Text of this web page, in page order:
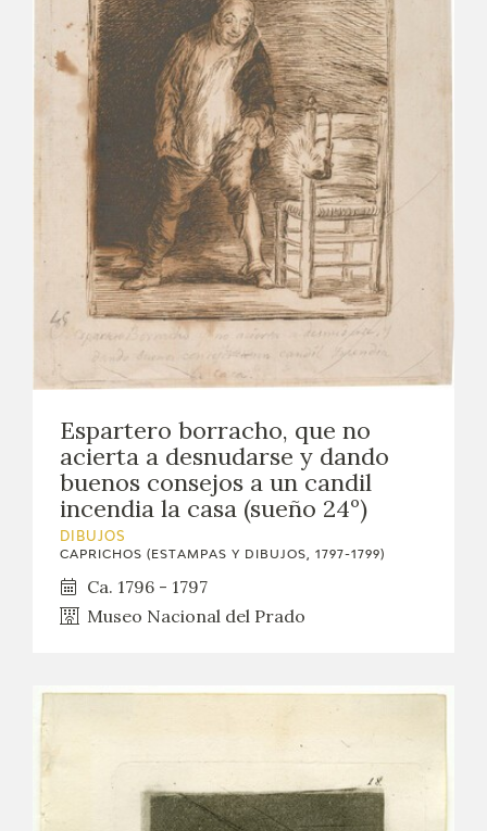
Espartero borracho, que no
acierta a desnudarse y dando
buenos consejos a un candil
incendia la casa (sueño 24º)
DIBUJOS
CAPRICHOS (ESTAMPAS Y DIBUJOS, 1797-1799)
Ca. 1796 - 1797
Museo Nacional del Prado